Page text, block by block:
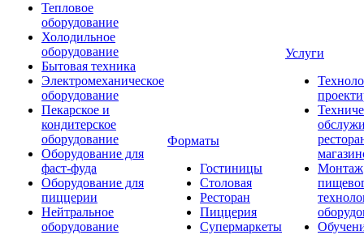
Тепловое
оборудование
Холодильное
оборудование
Бытовая техника
Электромеханическое
оборудование
Пекарское и
кондитерское
оборудование
Оборудование для
фаст-фуда
Оборудование для
пиццерии
Нейтральное
оборудование
Форматы
Гостиницы
Столовая
Ресторан
Пиццерия
Супермаркеты
Услуги
Монтаж